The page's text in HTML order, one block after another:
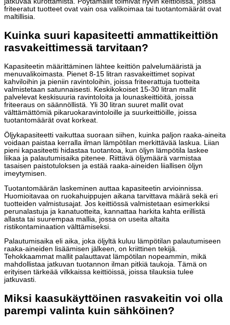
friteeratut tuotteet ovat vain osa valikoimaa tai tuotantomäärät ovat
maltillisia.
Kuinka suuri kapasiteetti ammattikeittiön
rasvakeittimessä tarvitaan?
Kapasiteetin määrittäminen lähtee keittiön palvelumääristä ja
menuvalikoimasta. Pienet 8-15 litran rasvakeittimet sopivat
kahviloihin ja pieniin ravintoloihin, joissa friteerattuja tuotteita
valmistetaan satunnaisesti. Keskikokoiset 15-30 litran mallit
palvelevat keskisuuria ravintoloita ja lounaskeittiöitä, joissa
friteeraus on säännöllistä. Yli 30 litran suuret mallit ovat
välttämättömiä pikaruokaravintoloille ja suurkeittiöille, joissa
tuotantomäärät ovat korkeat.
Öljykapasiteetti vaikuttaa suoraan siihen, kuinka paljon raaka-aineita
voidaan paistaa kerralla ilman lämpötilan merkittävää laskua. Liian
pieni kapasiteetti hidastaa tuotantoa, kun öljyn lämpötila laskee
liikaa ja palautumisaika pitenee. Riittävä öljymäärä varmistaa
tasaisen paistotuloksen ja estää raaka-aineiden liiallisen öljyn
imeytymisen.
Tuotantomäärän laskeminen auttaa kapasiteetin arvioinnissa.
Huomioitavaa on ruokahuippujen aikana tarvittava määrä sekä eri
tuotteiden valmistusajat. Jos keittiössä valmistetaan esimerkiksi
perunalastuja ja kanatuotteita, kannattaa harkita kahta erillistä
allasta tai suurempaa mallia, jossa on useita altaita
ristikontaminaation välttämiseksi.
Palautumisaika eli aika, joka öljyltä kuluu lämpötilan palautumiseen
raaka-aineiden lisäämisen jälkeen, on kriittinen tekijä.
Tehokkaammat mallit palauttavat lämpötilan nopeammin, mikä
mahdollistaa jatkuvan tuotannon ilman pitkiä taukoja. Tämä on
erityisen tärkeää vilkkaissa keittiöissä, joissa tilauksia tulee
jatkuvasti.
Miksi kaasukäyttöinen rasvakeitin voi olla
parempi valinta kuin sähköinen?